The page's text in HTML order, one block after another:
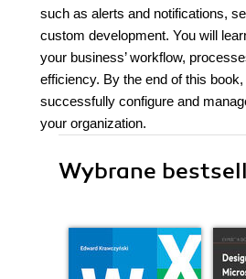
such as alerts and notifications,
custom development. You will
your business’ workflow,
efficiency. By the end of this
successfully configure and
your organization.
Wybrane